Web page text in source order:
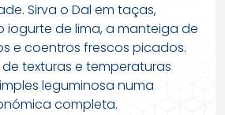
Sirva o Dal em taças,
iogurte de lima, a manteiga de
e coentros frescos picados.
texturas e temperaturas
leguminosa numa
completa.